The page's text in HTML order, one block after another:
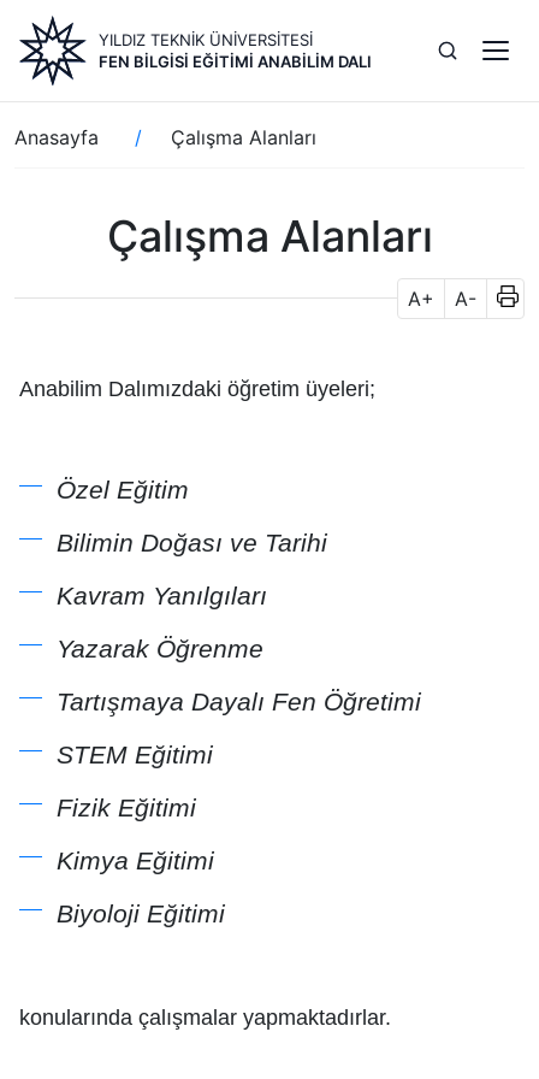
içeriğe
atla
YILDIZ TEKNİK ÜNİVERSİTESİ
FEN BILGISI EĞITIMI ANABILIM DALI
Sayfa
yolu
Anasayfa Çalışma Alanları
Çalışma Alanları
A+ A-
Anabilim Dalımızdaki öğretim üyeleri;
Özel Eğitim
Bilimin Doğası ve Tarihi
Kavram Yanılgıları
Yazarak Öğrenme
Tartışmaya Dayalı Fen Öğretimi
STEM Eğitimi
Fizik Eğitimi
Kimya Eğitimi
Biyoloji Eğitimi
konularında çalışmalar yapmaktadırlar.